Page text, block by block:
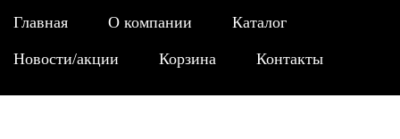
Главная О компании Каталог
Новости/акции Корзина Контакты